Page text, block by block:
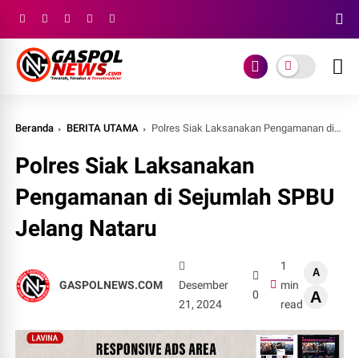
Beranda BERITA UTAMA Polres Siak Laksanakan Pengamanan di Sejumlah SPBU Jelang Nataru
Polres Siak Laksanakan
Pengamanan di Sejumlah SPBU
Jelang Nataru
GASPOLNEWS.COM
Desember
21, 2024
0
1
min
read
A
A